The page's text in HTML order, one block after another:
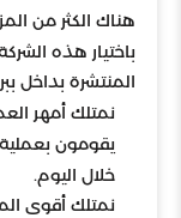
هناك الكثر من
باختيار هذه
المنتشرة بداخل
نمتلك أمهر
يقومون
خلال اليوم.
نمتلك أقوى